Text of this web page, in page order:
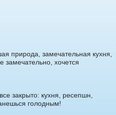
природа, замечательная кухня,
замечательно, хочется
закрыто: кухня, ресепшн,
голодным!